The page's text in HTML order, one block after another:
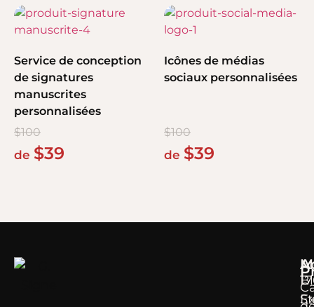
Service de conception
de signatures
manuscrites
personnalisées
$100
de $39
Icônes de médias
sociaux personnalisées
$100
de $39